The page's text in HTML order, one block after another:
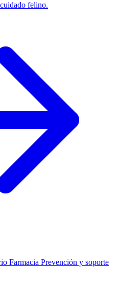
felino.
Farmacia Prevención y soporte